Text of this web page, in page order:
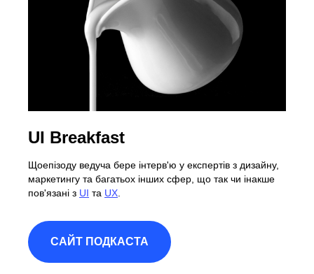
UI Breakfast
Щоепізоду ведуча бере інтерв'ю у експертів з дизайну,
маркетингу та багатьох інших сфер, що так чи інакше
пов'язані з UI та UX
САЙТ ПОДКАСТА